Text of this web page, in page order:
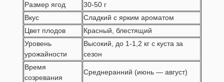
Размер ягод
30-50 г
Вкус
Сладкий с ярким ароматом
Цвет плодов
Красный, блестящий
Уровень
урожайности
Высокий, до 1-1,2 кг с куста за
сезон
Время
созревания
Среднеранний (июнь — август)